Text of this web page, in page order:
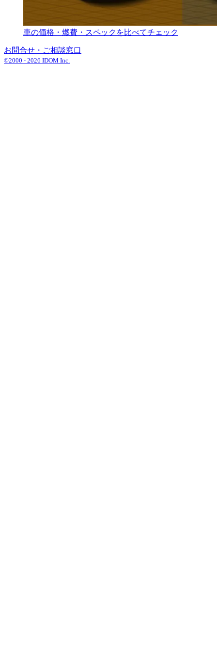
車の価格・燃費・スペックを比べてチェック
お問合せ・ご相談窓口
©2000 - 2026 IDOM Inc.